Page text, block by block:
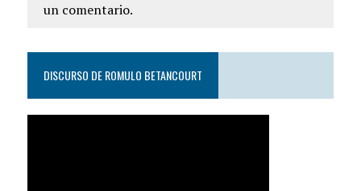
un comentario.
DISCURSO DE ROMULO BETANCOURT